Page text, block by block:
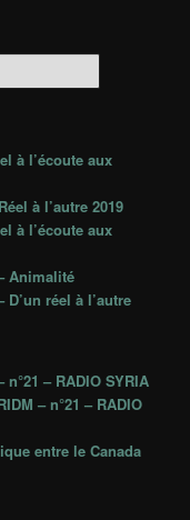
à l’écoute aux
à l’autre 2019
à l’écoute aux
Animalité
réel à l’autre
n°21 – RADIO SYRIA
– n°21 – RADIO
entre le Canada